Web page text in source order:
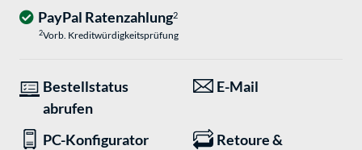
PayPal Ratenzahlung2
2Vorb. Kreditwürdigkeitsprüfung
Bestellstatus
abrufen
E-Mail
PC-Konfigurator Retoure &